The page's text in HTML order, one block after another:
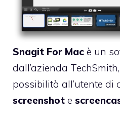
Snagit For Mac è un
dall’azienda TechSmith
possibilità all’utente di
screenshot e